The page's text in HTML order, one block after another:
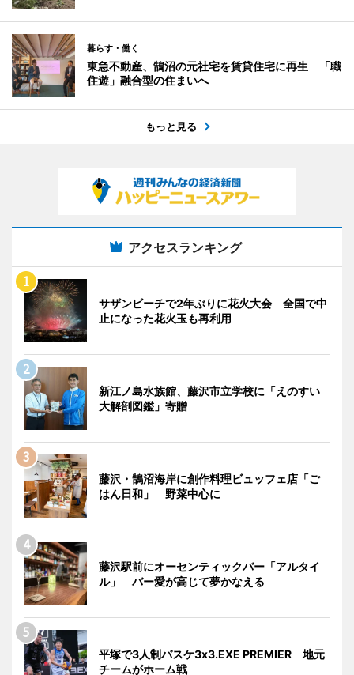
暮らす・働く
東急不動産、鵠沼の元社宅を賃貸住宅に再生 「職
住遊」融合型の住まいへ
もっと見る
アクセスランキング
サザンビーチで2年ぶりに花火大会 全国で中
止になった花火玉も再利用
新江ノ島水族館、藤沢市立学校に「えのすい
大解剖図鑑」寄贈
藤沢・鵠沼海岸に創作料理ビュッフェ店「ご
はん日和」 野菜中心に
藤沢駅前にオーセンティックバー「アルタイ
ル」 バー愛が高じて夢かなえる
平塚で3人制バスケ3x3.EXE PREMIER 地元
チームがホーム戦